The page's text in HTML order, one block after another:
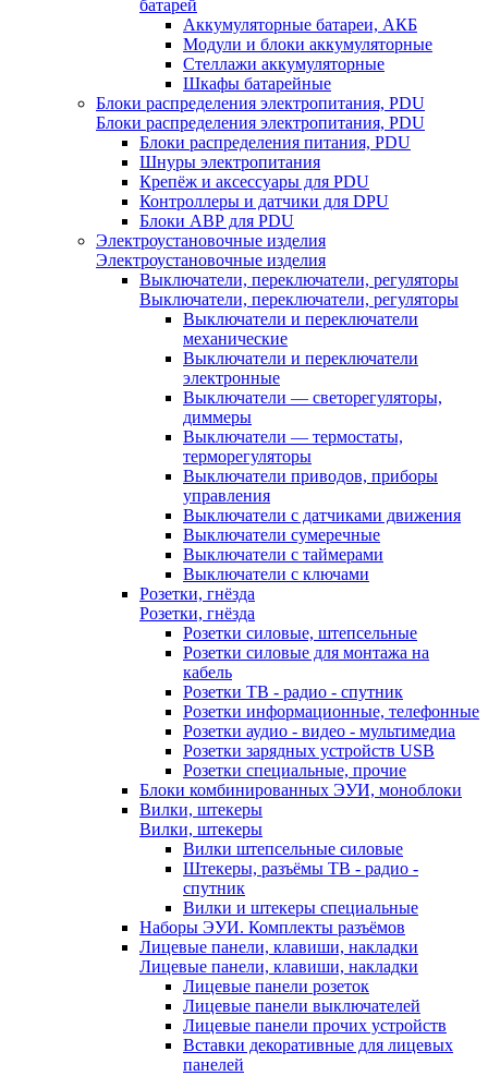
батарей
Аккумуляторные батареи, АКБ
Модули и блоки аккумуляторные
Стеллажи аккумуляторные
Шкафы батарейные
Блоки распределения электропитания, PDU
Блоки распределения электропитания, PDU
Блоки распределения питания, PDU
Шнуры электропитания
Крепёж и аксессуары для PDU
Контроллеры и датчики для DPU
Блоки АВР для PDU
Электроустановочные изделия
Электроустановочные изделия
Выключатели, переключатели, регуляторы
Выключатели, переключатели, регуляторы
Выключатели и переключатели
механические
Выключатели и переключатели
электронные
Выключатели — светорегуляторы,
диммеры
Выключатели — термостаты,
терморегуляторы
Выключатели приводов, приборы
управления
Выключатели с датчиками движения
Выключатели сумеречные
Выключатели с таймерами
Выключатели с ключами
Розетки, гнёзда
Розетки, гнёзда
Розетки силовые, штепсельные
Розетки силовые для монтажа на
кабель
Розетки ТВ - радио - спутник
Розетки информационные, телефонные
Розетки аудио - видео - мультимедиа
Розетки зарядных устройств USB
Розетки специальные, прочие
Блоки комбинированных ЭУИ, моноблоки
Вилки, штекеры
Вилки, штекеры
Вилки штепсельные силовые
Штекеры, разъёмы ТВ - радио -
спутник
Вилки и штекеры специальные
Наборы ЭУИ. Комплекты разъёмов
Лицевые панели, клавиши, накладки
Лицевые панели, клавиши, накладки
Лицевые панели розеток
Лицевые панели выключателей
Лицевые панели прочих устройств
Вставки декоративные для лицевых
панелей